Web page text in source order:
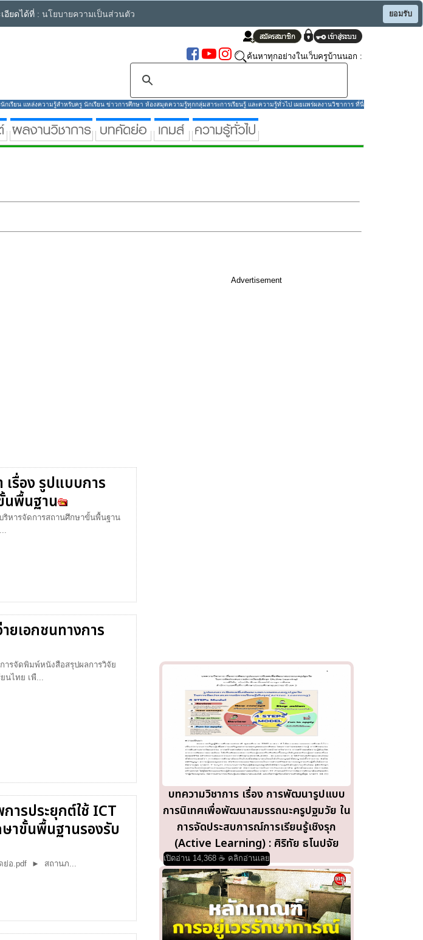
อียดได้ที่ : นโยบายความเป็นส่วนตัว ยอมรับ
ค้นหาทุกอย่างในเว็บครูบ้านนอก :
เรียน แหล่งความรู้สำหรับครู นักเรียน ข่าวการศึกษา ห้องสมุดความรู้ทุกกลุ่มสาระการเรียนรู้ และความรู้ทั่วไป เผยแพร่ผลงานวิชาการ ที่นี่
รื่อง รูปแบบการ
นพื้นฐาน
ริหารจัดการสถานศึกษาขั้นพื้นฐาน
ยเอกชนทางการ
ารจัดพิมพ์หนังสือสรุปผลการวิจัย
นไทย เพื...
ารประยุกต์ใช้ ICT
าขั้นพื้นฐานรองรับ
อ.pdf ► สถานภ...
Advertisement
บทความวิชาการ เรื่อง การพัฒนารูปแบบ
การนิเทศเพื่อพัฒนาสมรรถนะครูปฐมวัย ใน
การจัดประสบการณ์การเรียนรู้เชิงรุก
(Active Learning) : ศิริทัย ธโนปจัย
เปิดอ่าน 14,368 ☕ คลิกอ่านเลย